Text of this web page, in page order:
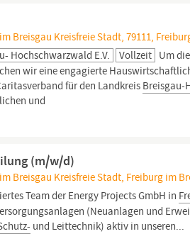
Breisgau Kreisfreie Stadt, 79111,
Hochschwarzwald E.V.
Vollzeit Um
wir eine engagierte
für den Landkreis Breisgau-
und
(m/w/d)
Breisgau Kreisfreie Stadt, Freiburg im
Team der Energy Projects GmbH in
(Neuanlagen und
und Leittechnik) aktiv in unseren...